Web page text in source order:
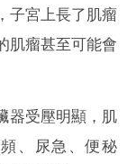
子宮上長了肌瘤
肌瘤甚至可能會
器受壓明顯，肌
、尿急、便秘